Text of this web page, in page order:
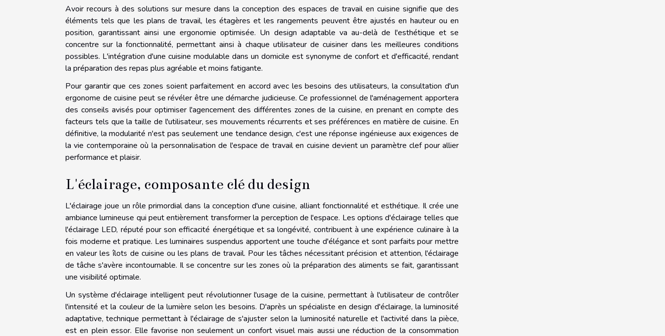
Avoir recours à des solutions sur mesure dans la conception des espaces de travail en cuisine signifie que des
éléments tels que les plans de travail, les étagères et les rangements peuvent être ajustés en hauteur ou en
position, garantissant ainsi une ergonomie optimisée. Un design adaptable va au-delà de l'esthétique et se
concentre sur la fonctionnalité, permettant ainsi à chaque utilisateur de cuisiner dans les meilleures conditions
possibles. L'intégration d'une cuisine modulable dans un domicile est synonyme de confort et d'efficacité, rendant
la préparation des repas plus agréable et moins fatigante.
Pour garantir que ces zones soient parfaitement en accord avec les besoins des utilisateurs, la consultation d'un
ergonome de cuisine peut se révéler être une démarche judicieuse. Ce professionnel de l'aménagement apportera
des conseils avisés pour optimiser l'agencement des différentes zones de la cuisine, en prenant en compte des
facteurs tels que la taille de l'utilisateur, ses mouvements récurrents et ses préférences en matière de cuisine. En
définitive, la modularité n'est pas seulement une tendance design, c'est une réponse ingénieuse aux exigences de
la vie contemporaine où la personnalisation de l'espace de travail en cuisine devient un paramètre clef pour allier
performance et plaisir.
L'éclairage, composante clé du design
L'éclairage joue un rôle primordial dans la conception d'une cuisine, alliant fonctionnalité et esthétique. Il crée une
ambiance lumineuse qui peut entièrement transformer la perception de l'espace. Les options d'éclairage telles que
l'éclairage LED, réputé pour son efficacité énergétique et sa longévité, contribuent à une expérience culinaire à la
fois moderne et pratique. Les luminaires suspendus apportent une touche d'élégance et sont parfaits pour mettre
en valeur les îlots de cuisine ou les plans de travail. Pour les tâches nécessitant précision et attention, l'éclairage
de tâche s'avère incontournable. Il se concentre sur les zones où la préparation des aliments se fait, garantissant
une visibilité optimale.
Un système d'éclairage intelligent peut révolutionner l'usage de la cuisine, permettant à l'utilisateur de contrôler
l'intensité et la couleur de la lumière selon les besoins. D'après un spécialiste en design d'éclairage, la luminosité
adaptative, technique permettant à l'éclairage de s'ajuster selon la luminosité naturelle et l'activité dans la pièce,
est en plein essor. Elle favorise non seulement un confort visuel mais aussi une réduction de la consommation